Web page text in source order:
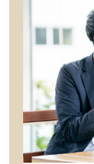
心の処方箋
カルチャー・ト
驚き